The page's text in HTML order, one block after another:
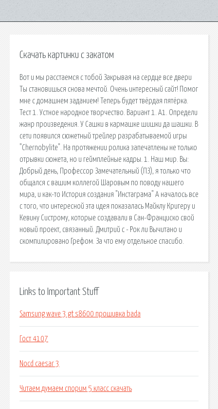
Скачать картинки с закатом
Вот и мы расстаемся с тобой Закрывая на сердце все двери
Ты становишься снова мечтой. Очень интересный сайт! Помог
мне с домашнем заданием! Теперь будет твёрдая пятёрка.
Тест 1. Устное народное творчество. Вариант 1. А1. Определи
жанр произведения. У Сашки в кармашке шишки да шашки. В
сети появился сюжетный трейлер разрабатываемой игры
"Chernobylite". На протяжении ролика запечатлены не только
отрывки сюжета, но и геймплейные кадры. 1. Наш мир. Вы:
Добрый день, Профессор Замечательный (ПЗ), я только что
общался с вашим коллегой Шаровым по поводу нашего
мира, и как-то История создания "Инстаграма" А началось все
с того, что интересной эта идея показалась Майклу Кригеру и
Кевину Систрому, которые создавали в Сан-Франциско свой
новый проект, связанный. Дмитрий c - Рок ли Вычитано и
скомпилировано Грефом. За что ему отдельное спасибо.
Links to Important Stuff
Samsung wave 3 gt s8600 прошивка bada
Гост 4107
Nocd caesar 3
Читаем думаем спорим 5 класс скачать